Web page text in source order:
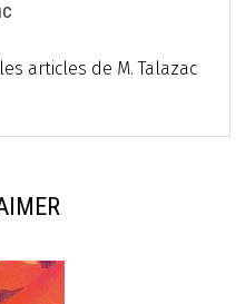
articles de M. Talazac